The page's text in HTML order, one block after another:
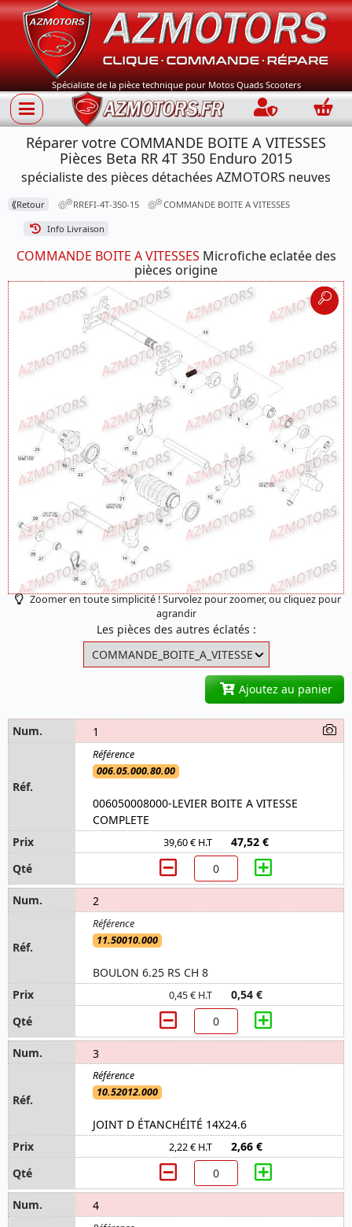
Spécialiste de la pièce technique pour Motos Quads Scooters
Connection
Réparer votre COMMANDE BOITE A VITESSES
Pièces Beta RR 4T 350 Enduro 2015
spécialiste des pièces détachées AZMOTORS neuves
⟪Retour RREFI-4T-350-15 COMMANDE BOITE A VITESSES
Info Livraison
COMMANDE BOITE A VITESSES Microfiche eclatée des
pièces origine
Zoomer en toute simplicité ! Survolez pour zoomer, ou cliquez pour
agrandir
Les pièces des autres éclatés :
Ajoutez au panier
1
006.05.000.80.00
006050008000-LEVIER BOITE A VITESSE
COMPLETE
39,60 € H.T 47,52 €
2
11.50010.000
BOULON 6.25 RS CH 8
0,45 € H.T 0,54 €
3
10.52012.000
JOINT D ÉTANCHÉITÉ 14X24.6
2,22 € H.T 2,66 €
4